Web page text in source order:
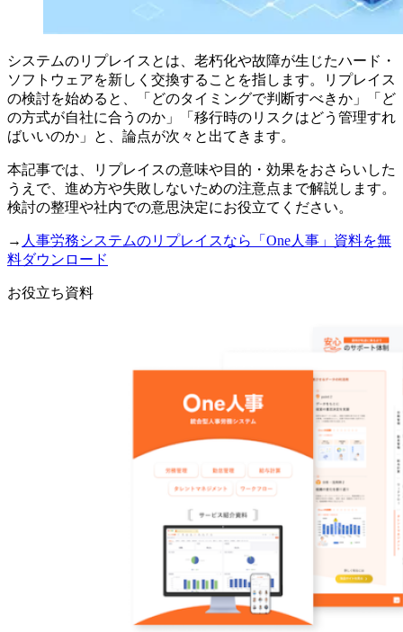
システムのリプレイスとは、老朽化や故障が生じたハード・
ソフトウェアを新しく交換することを指します。リプレイス
の検討を始めると、「どのタイミングで判断すべきか」「ど
の方式が自社に合うのか」「移行時のリスクはどう管理すれ
ばいいのか」と、論点が次々と出てきます。
本記事では、リプレイスの意味や目的・効果をおさらいした
うえで、進め方や失敗しないための注意点まで解説します。
検討の整理や社内での意思決定にお役立てください。
→ 人事労務システムのリプレイスなら「One人事」資料を無
料ダウンロード
お役立ち資料